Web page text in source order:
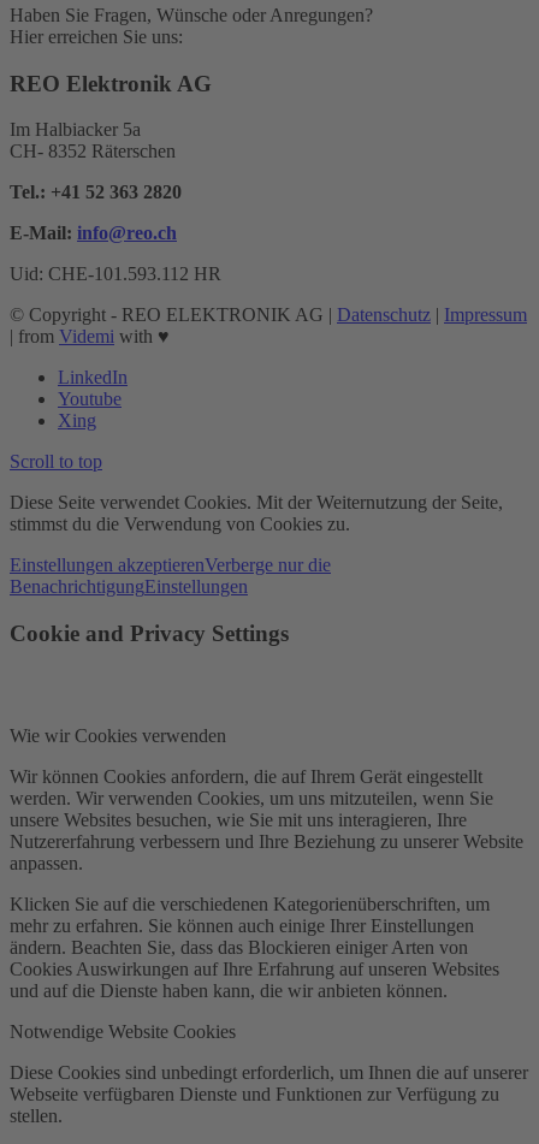
Haben Sie Fragen, Wünsche oder Anregungen?
Hier erreichen Sie uns:
REO Elektronik AG
Im Halbiacker 5a
CH- 8352 Räterschen
Tel.: +41 52 363 2820
E-Mail: info@reo.ch
Uid: CHE-101.593.112 HR
© Copyright - REO ELEKTRONIK AG | Datenschutz | Impressum
| from Videmi with ♥︎
LinkedIn
Youtube
Xing
Scroll to top
Diese Seite verwendet Cookies. Mit der Weiternutzung der Seite,
stimmst du die Verwendung von Cookies zu.
Einstellungen akzeptierenVerberge nur die
BenachrichtigungEinstellungen
Cookie and Privacy Settings
Wie wir Cookies verwenden
Wir können Cookies anfordern, die auf Ihrem Gerät eingestellt
werden. Wir verwenden Cookies, um uns mitzuteilen, wenn Sie
unsere Websites besuchen, wie Sie mit uns interagieren, Ihre
Nutzererfahrung verbessern und Ihre Beziehung zu unserer Website
anpassen.
Klicken Sie auf die verschiedenen Kategorienüberschriften, um
mehr zu erfahren. Sie können auch einige Ihrer Einstellungen
ändern. Beachten Sie, dass das Blockieren einiger Arten von
Cookies Auswirkungen auf Ihre Erfahrung auf unseren Websites
und auf die Dienste haben kann, die wir anbieten können.
Notwendige Website Cookies
Diese Cookies sind unbedingt erforderlich, um Ihnen die auf unserer
Webseite verfügbaren Dienste und Funktionen zur Verfügung zu
stellen.